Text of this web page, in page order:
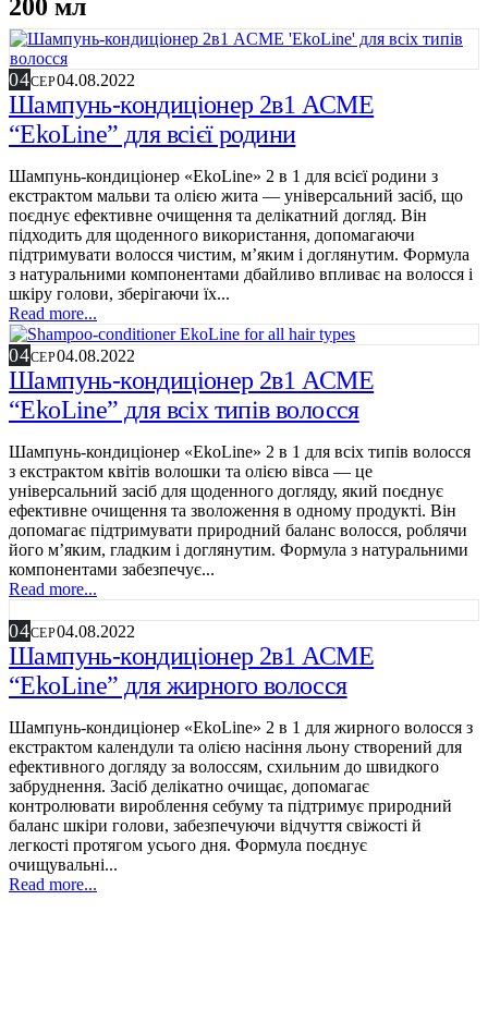
200 мл
04СЕР04.08.2022
Шампунь-кондиціонер 2в1 ACME
“EkoLine” для всієї родини
Шампунь-кондиціонер «EkoLine» 2 в 1 для всієї родини з
екстрактом мальви та олією жита — універсальний засіб, що
поєднує ефективне очищення та делікатний догляд. Він
підходить для щоденного використання, допомагаючи
підтримувати волосся чистим, м’яким і доглянутим. Формула
з натуральними компонентами дбайливо впливає на волосся і
шкіру голови, зберігаючи їх...
Read more...
04СЕР04.08.2022
Шампунь-кондиціонер 2в1 ACME
“EkoLine” для всіх типів волосся
Шампунь-кондиціонер «EkoLine» 2 в 1 для всіх типів волосся
з екстрактом квітів волошки та олією вівса — це
універсальний засіб для щоденного догляду, який поєднує
ефективне очищення та зволоження в одному продукті. Він
допомагає підтримувати природний баланс волосся, роблячи
його м’яким, гладким і доглянутим. Формула з натуральними
компонентами забезпечує...
Read more...
04СЕР04.08.2022
Шампунь-кондиціонер 2в1 ACME
“EkoLine” для жирного волосся
Шампунь-кондиціонер «EkoLine» 2 в 1 для жирного волосся з
екстрактом календули та олією насіння льону створений для
ефективного догляду за волоссям, схильним до швидкого
забруднення. Засіб делікатно очищає, допомагає
контролювати вироблення себуму та підтримує природний
баланс шкіри голови, забезпечуючи відчуття свіжості й
легкості протягом усього дня. Формула поєднує
очищувальні...
Read more...